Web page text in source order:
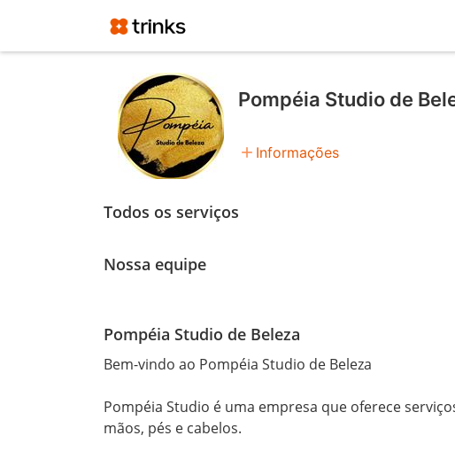
Pompéia Studio de
add Informações
Todos os serviços
Nossa equipe
Pompéia Studio de Beleza
Bem-vindo ao Pompéia Studio de Beleza
Pompéia Studio é uma empresa que oferece
mãos, pés e cabelos.